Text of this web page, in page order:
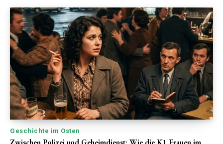
Geschichte im Osten